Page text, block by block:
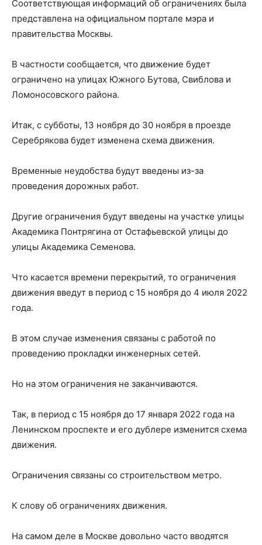
Соответствующая информаций об ограничениях была
представлена на официальном портале мэра и
правительства Москвы.
В частности сообщается, что движение будет
ограничено на улицах Южного Бутова, Свиблова и
Ломоносовского района.
Итак, с субботы, 13 ноября до 30 ноября в проезде
Серебрякова будет изменена схема движения.
Временные неудобства будут введены из-за
проведения дорожных работ.
Другие ограничения будут введены на участке улицы
Академика Понтрягина от Остафьевской улицы до
улицы Академика Семенова.
Что касается времени перекрытий, то ограничения
движения введут в период с 15 ноября до 4 июля 2022
года.
В этом случае изменения связаны с работой по
проведению прокладки инженерных сетей.
Но на этом ограничения не заканчиваются.
Так, в период с 15 ноября до 17 января 2022 года на
Ленинском проспекте и его дублере изменится схема
движения.
Ограничения связаны со строительством метро.
К слову об ограничениях движения.
На самом деле в Москве довольно часто вводятся